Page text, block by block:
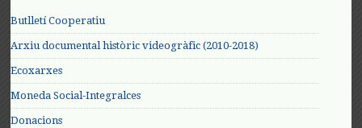
Butlletí Cooperatiu
Arxiu documental històric videogràfic (2010-2018)
Ecoxarxes
Moneda Social-Integralces
Donacions